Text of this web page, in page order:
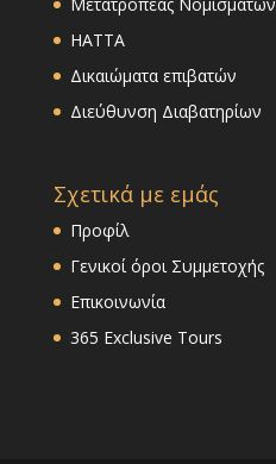
Μετατροπέας Νομισμάτων
HATTA
Δικαιώματα επιβατών
Διεύθυνση Διαβατηρίων
Σχετικά με εμάς
Προφίλ
Γενικοί όροι Συμμετοχής
Επικοινωνία
365 Exclusive Tours